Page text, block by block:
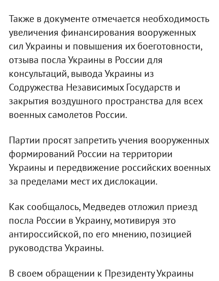
Также в документе отмечается необходимость
увеличения финансирования вооруженных
сил Украины и повышения их боеготовности,
отзыва посла Украины в России для
консультаций, вывода Украины из
Содружества Независимых Государств и
закрытия воздушного пространства для всех
военных самолетов России.
Партии просят запретить учения вооруженных
формирований России на территории
Украины и передвижение российских военных
за пределами мест их дислокации.
Как сообщалось, Медведев отложил приезд
посла России в Украину, мотивируя это
антироссийской, по его мнению, позицией
руководства Украины.
В своем обращении к Президенту Украины